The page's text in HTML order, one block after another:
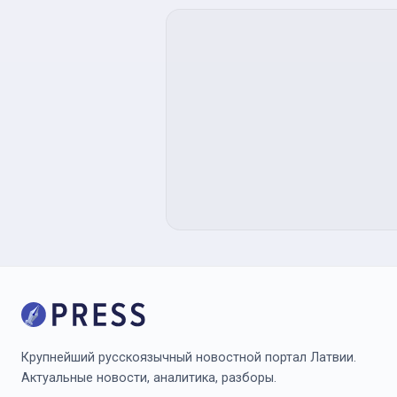
Крупнейший русскоязычный новостной портал Латвии.
Актуальные новости, аналитика, разборы.